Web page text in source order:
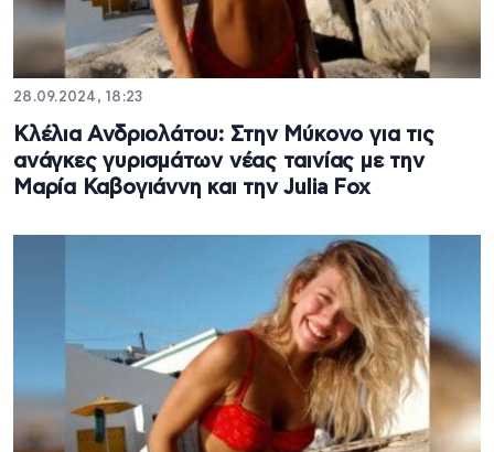
28.09.2024, 18:23
Κλέλια Ανδριολάτου: Στην Μύκονο για τις
ανάγκες γυρισμάτων νέας ταινίας με την
Μαρία Καβογιάννη και την Julia Fox